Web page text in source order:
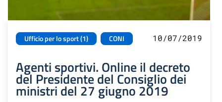
Ufficio per lo sport (1) CONI 10/07/2019
Agenti sportivi. Online il decreto
del Presidente del Consiglio dei
ministri del 27 giugno 2019